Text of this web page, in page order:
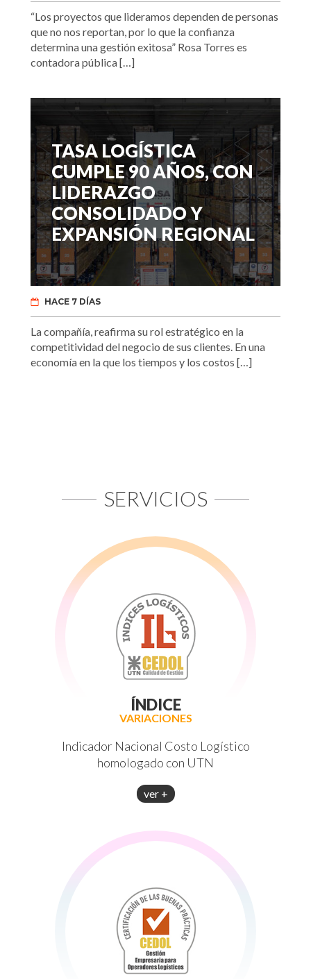
“Los proyectos que lideramos dependen de personas
que no nos reportan, por lo que la confianza
determina una gestión exitosa” Rosa Torres es
contadora pública […]
TASA LOGÍSTICA
CUMPLE 90 AÑOS, CON
LIDERAZGO
CONSOLIDADO Y
EXPANSIÓN REGIONAL
HACE 7 DÍAS
La compañía, reafirma su rol estratégico en la
competitividad del negocio de sus clientes. En una
economía en la que los tiempos y los costos […]
SERVICIOS
ÍNDICE
VARIACIONES
Indicador Nacional Costo Logístico
homologado con UTN
ver +